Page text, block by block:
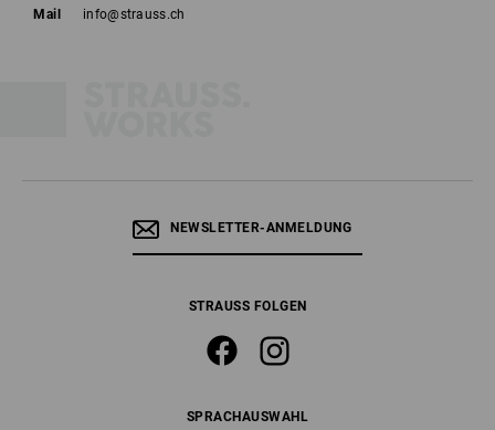
Mail
info@strauss.ch
NEWSLETTER-ANMELDUNG
STRAUSS FOLGEN
SPRACHAUSWAHL